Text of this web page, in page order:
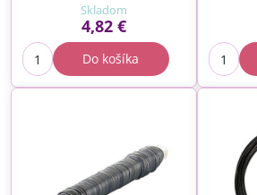
Skladom
4,82 €
Do košíka